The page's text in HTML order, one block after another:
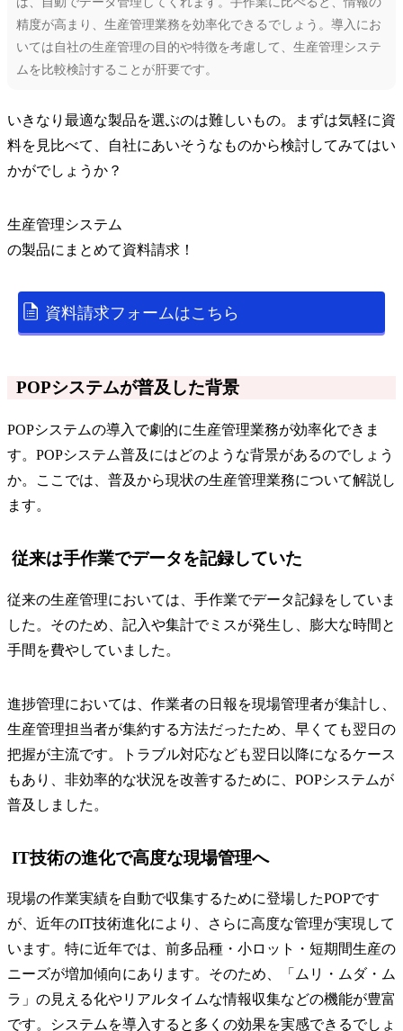
精度が高まり、生産管理業務を効率化できるでしょう。導入にお
いては自社の生産管理の目的や特徴を考慮して、生産管理システ
ムを比較検討することが肝要です。
いきなり最適な製品を選ぶのは難しいもの。まずは気軽に資
料を見比べて、自社にあいそうなものから検討してみてはい
かがでしょうか？
生産管理システム
の製品にまとめて資料請求！
資料請求フォームはこちら
POPシステムが普及した背景
POPシステムの導入で劇的に生産管理業務が効率化できま
す。POPシステム普及にはどのような背景があるのでしょう
か。ここでは、普及から現状の生産管理業務について解説し
ます。
従来は手作業でデータを記録していた
従来の生産管理においては、手作業でデータ記録をしていま
した。そのため、記入や集計でミスが発生し、膨大な時間と
手間を費やしていました。
進捗管理においては、作業者の日報を現場管理者が集計し、
生産管理担当者が集約する方法だったため、早くても翌日の
把握が主流です。トラブル対応なども翌日以降になるケース
もあり、非効率的な状況を改善するために、POPシステムが
普及しました。
IT技術の進化で高度な現場管理へ
現場の作業実績を自動で収集するために登場したPOPです
が、近年のIT技術進化により、さらに高度な管理が実現して
います。特に近年では、前多品種・小ロット・短期間生産の
ニーズが増加傾向にあります。そのため、「ムリ・ムダ・ム
ラ」の見える化やリアルタイムな情報収集などの機能が豊富
です。システムを導入すると多くの効果を実感できるでしょ